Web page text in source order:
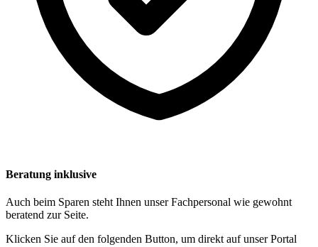
Beratung inklusive
Auch beim Sparen steht Ihnen unser Fachpersonal wie gewohnt
beratend zur Seite.
Klicken Sie auf den folgenden Button, um direkt auf unser Portal